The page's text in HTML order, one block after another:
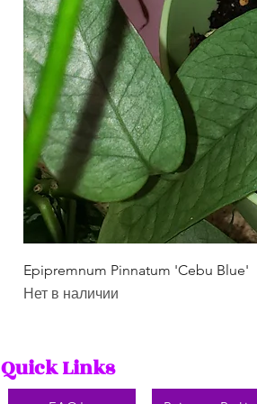
Epipremnum Pinnatum 'Cebu Blue'
Нет в наличии
Quick Links